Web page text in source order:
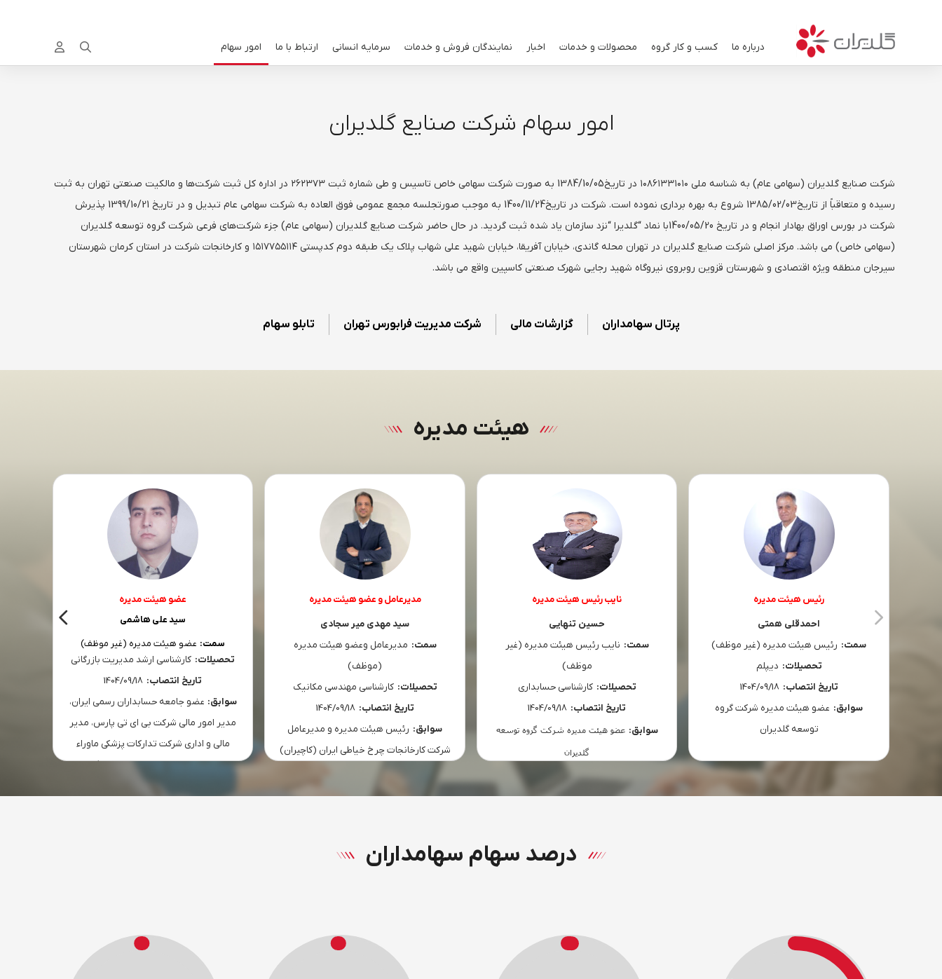
درباره ما کسب و کار گروه محصولات و خدمات اخبار نمایندگان فروش و خدمات سرمایه انسانی ارتباط با ما امور سهام  
امور سهام شرکت صنایع گلدیران
شرکت صنایع گلدیران (سهامی عام) به شناسه ملی ۱۰۸۶۱۳۳۱۰۱۰ در تاریخ1384/10/05 به صورت شرکت سهامی خاص تاسیس و طی شماره ثبت ۲۶۲۳۷۳ در اداره کل ثبت شرکت‌ها و مالکیت صنعتی تهران به ثبت
رسیده و متعاقباً از تاریخ1385/02/03 شروع به بهره برداری نموده است. شرکت در تاریخ1400/11/24 به موجب صورتجلسه مجمع عمومی فوق العاده به شرکت سهامی عام تبدیل و در تاریخ 1399/10/21 پذیرش
شرکت در بورس اوراق بهادار انجام و در تاریخ 1400/05/20با نماد “گلدیرا “نزد سازمان یاد شده ثبت گردید. در حال حاضر شرکت صنایع گلدیران (سهامی عام) جزء شرکت‌های فرعی شرکت گروه توسعه گلدیران
(سهامی خاص) می باشد. مرکز اصلی شرکت صنایع گلدیران در تهران محله گاندی، خیابان آفریقا، خیابان شهید علی شهاب پلاک یک طبقه دوم کدپستی ۱۵۱۷۷۵۵۱۱۴ و کارخانجات شرکت در استان کرمان شهرستان
سیرجان منطقه ویژه اقتصادی و شهرستان قزوین روبروی نیروگاه شهید رجایی شهرک صنعتی کاسپین واقع می باشد.
پرتال سهامداران گزارشات مالی شرکت مدیریت فرابورس تهران تابلو سهام
هیئت مدیره
رئیس هیئت مدیره
احمدقلی همتی
سمت: رئیس هیئت مدیره (غیر موظف)
تحصیلات: دیپلم
تاریخ انتصاب: 1404/09/18
سوابق: عضو هیئت مدیره شرکت گروه
توسعه گلدیران
نایب رئیس هیئت مدیره
حسین تنهایی
سمت: نایب رئیس هیئت مدیره (غیر
موظف)
تحصیلات:کارشناسی حسابداری
تاریخ انتصاب: 1404/09/18
سوابق:عضو هیئت مدیره شرکت گروه توسعه
گلدیران
مدیرعامل و عضو هیئت مدیره
سید مهدی میر سجادی
سمت: مدیرعامل وعضو هیئت مدیره
(موظف)
تحصیلات:کارشناسي مهندسي مکانيک
تاریخ انتصاب: 1404/09/18
سوابق: رئیس هیئت مدیره و مدیرعامل
شرکت کارخانجات چرخ خیاطی ایران (کاچیران)
عضو هیئت مدیره
سید علی هاشمی
سمت: عضو هیئت مدیره (غیر موظف)
تحصیلات: کارشناسی ارشد مدیریت بازرگانی
تاریخ انتصاب: 1404/09/18
سوابق: عضو جامعه حسابداران رسمی ایران،
مدیر امور مالی شرکت بی ای تی پارس، مدیر
مالی و اداری شرکت تدارکات پزشکی ماوراء
بحار، معاونت مالی و اقتصادی شرکت گلدیران
درصد سهام سهامداران